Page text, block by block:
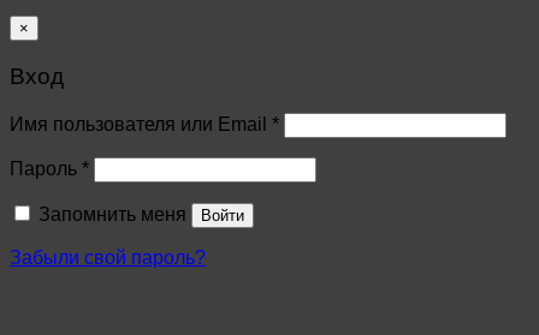
×
Вход
Имя пользователя или Email *
Пароль *
Запомнить меня Войти
Забыли свой пароль?